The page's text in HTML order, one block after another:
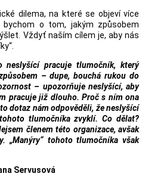
dilema, na které se objeví více
o tom, jakým způsobem
Vždyť naším cílem je, aby nás
neslyšící pracuje tlumočník, který
– dupe, bouchá rukou do
– upozorňuje neslyšící, aby
pracuje již dlouho. Proč s ním ona
dotaz nám odpověděli, že neslyšící
tlumočníka zvyklí. Co dělat?
členem této organizace, avšak
„Manýry“ tohoto tlumočníka však
Servusová